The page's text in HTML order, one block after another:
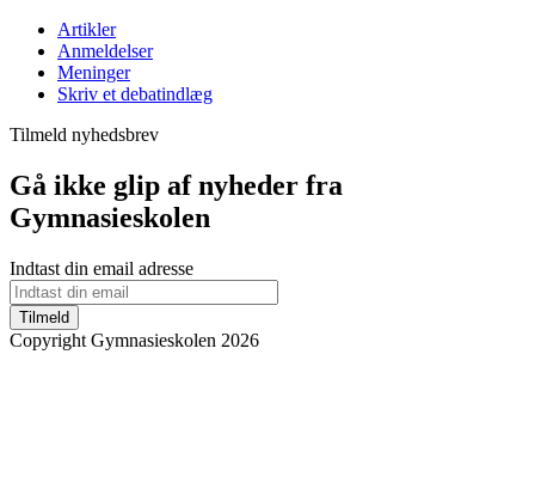
Artikler
Anmeldelser
Meninger
Skriv et debatindlæg
Tilmeld nyhedsbrev
Gå ikke glip af nyheder fra
Gymnasieskolen
Indtast din email adresse
Tilmeld
Copyright Gymnasieskolen 2026